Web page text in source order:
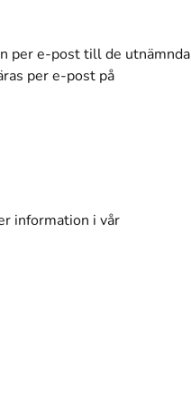
per e-post till de utnämnda
per e-post på
information i vår